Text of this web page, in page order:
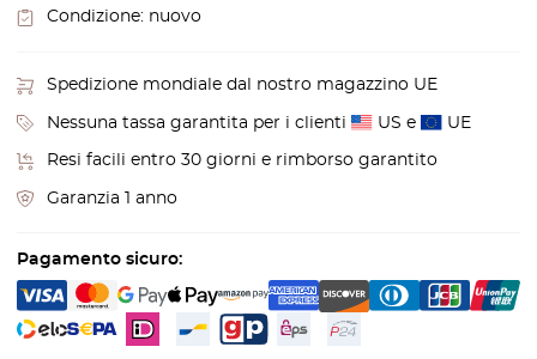
Condizione: nuovo
Spedizione mondiale dal nostro magazzino UE
Nessuna tassa garantita per i clienti US e UE
Resi facili entro 30 giorni e rimborso garantito
Garanzia 1 anno
Pagamento sicuro: